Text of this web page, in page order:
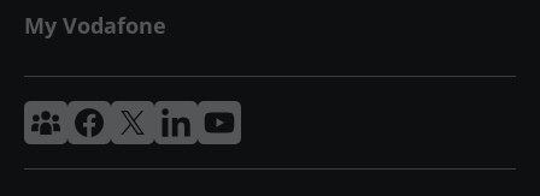
My Vodafone
Vodafone & Ziggo Community
Vodafone Facebook
Vodafone XVodafoneZiggo LinkedIn
Vodafone YouTube